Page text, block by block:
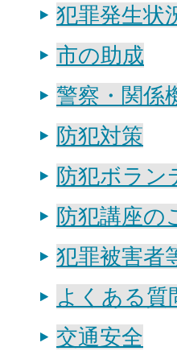
犯罪発生状
市の助成
警察・関係
防犯対策
防犯ボラン
防犯講座の
犯罪被害者
よくある質
交通安全